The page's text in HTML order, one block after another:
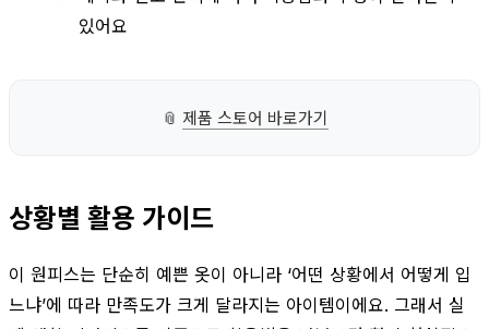
있어요
📎 제품 스토어 바로가기
상황별 활용 가이드
이 원피스는 단순히 예쁜 옷이 아니라 ‘어떤 상황에서 어떻게 입
느냐’에 따라 만족도가 크게 달라지는 아이템이에요. 그래서 실